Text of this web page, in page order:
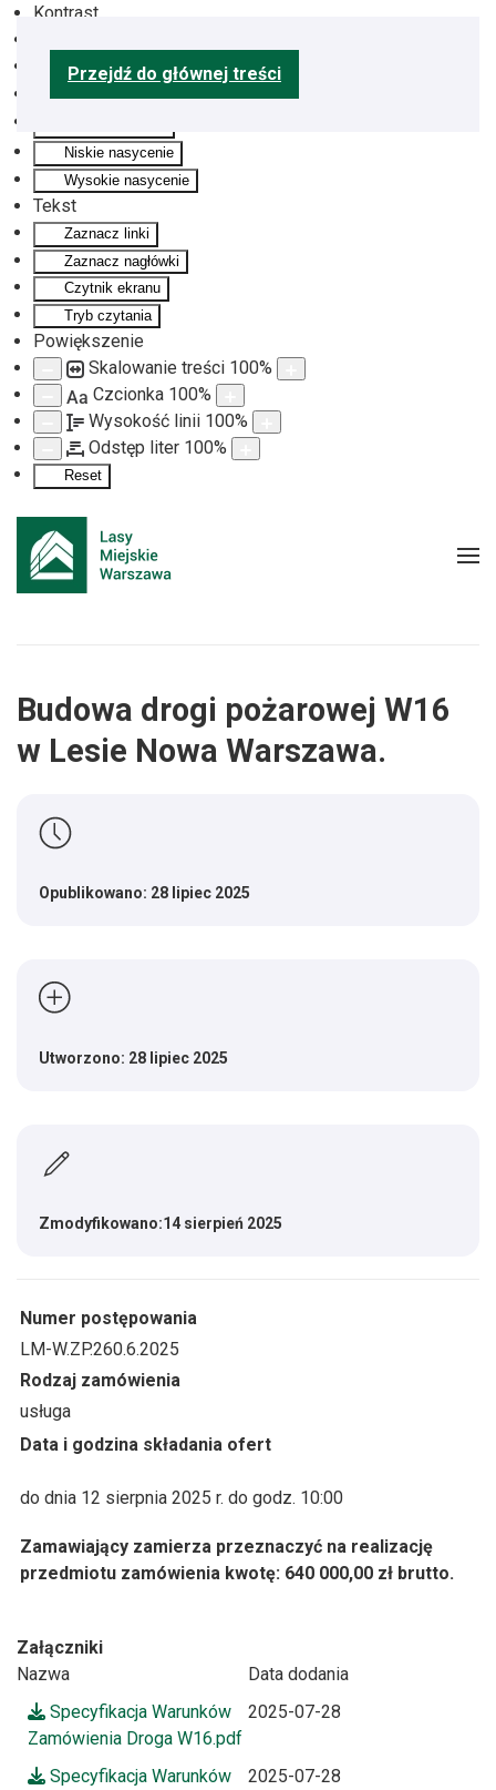
Kontrast
Monochromatyczny
Niskie nasycenie
Wysokie nasycenie
Tekst
Zaznacz linki
Zaznacz nagłówki
Czytnik ekranu
Tryb czytania
Powiększenie
Skalowanie treści 100%
Aa Czcionka 100%
Wysokość linii 100%
Odstęp liter 100%
Reset
Przejdź do głównej treści
Budowa drogi pożarowej W16
w Lesie Nowa Warszawa.
Opublikowano: 28 lipiec 2025
Utworzono: 28 lipiec 2025
Zmodyfikowano:14 sierpień 2025
Numer postępowania
LM-W.ZP.260.6.2025
Rodzaj zamówienia
usługa
Data i godzina składania ofert
do dnia 12 sierpnia 2025 r. do godz. 10:00
Zamawiający zamierza przeznaczyć na realizację
przedmiotu zamówienia kwotę: 640 000,00 zł brutto.
Załączniki
Nazwa
Data dodania
Specyfikacja Warunków
Zamówienia Droga W16.pdf
2025-07-28
Specyfikacja Warunków
2025-07-28